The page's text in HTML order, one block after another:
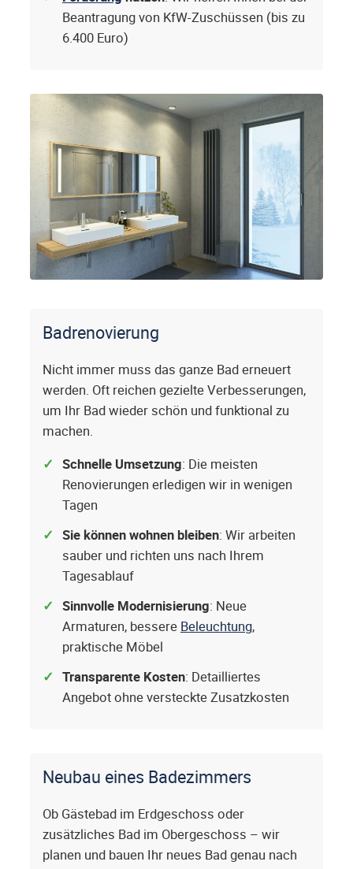
Beantragung von KfW-Zuschüssen (bis zu
6.400 Euro)
Badrenovierung
Nicht immer muss das ganze Bad erneuert
werden. Oft reichen gezielte Verbesserungen,
um Ihr Bad wieder schön und funktional zu
machen.
Schnelle Umsetzung: Die meisten
Renovierungen erledigen wir in wenigen
Tagen
Sie können wohnen bleiben: Wir arbeiten
sauber und richten uns nach Ihrem
Tagesablauf
Sinnvolle Modernisierung: Neue
Armaturen, bessere Beleuchtung,
praktische Möbel
Transparente Kosten: Detailliertes
Angebot ohne versteckte Zusatzkosten
Neubau eines Badezimmers
Ob Gästebad im Erdgeschoss oder
zusätzliches Bad im Obergeschoss – wir
planen und bauen Ihr neues Bad genau nach